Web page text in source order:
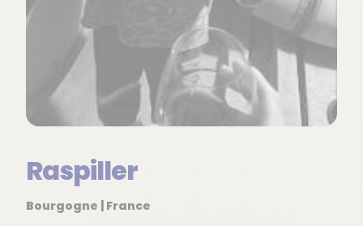
Raspiller
Bourgogne | France